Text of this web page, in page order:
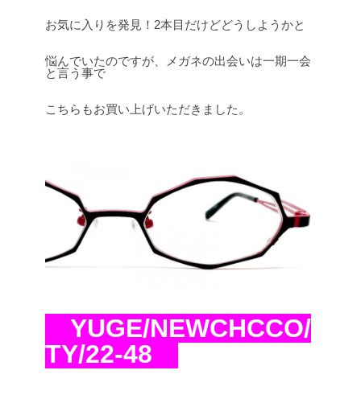
お気に入りを発見！2本目だけどどうしようかと
悩んでいたのですが、メガネの出会いは一期一会
と言う事で
こちらもお買い上げいただきました。
YUGE/NEWCHCCO/
TY/22-48